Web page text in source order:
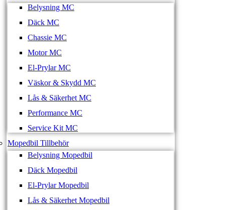
Belysning MC
Däck MC
Chassie MC
Motor MC
El-Prylar MC
Väskor & Skydd MC
Lås & Säkerhet MC
Performance MC
Service Kit MC
Mopedbil Tillbehör
Belysning Mopedbil
Däck Mopedbil
El-Prylar Mopedbil
Lås & Säkerhet Mopedbil